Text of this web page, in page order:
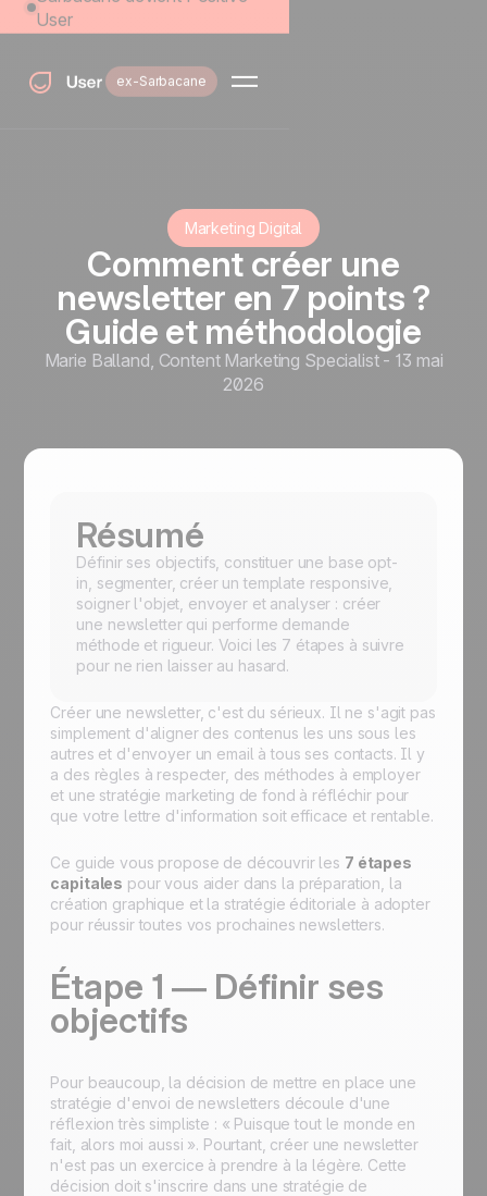
User
ex-Sarbacane
Marketing Digital
Comment créer une
newsletter en 7 points ?
Guide et méthodologie
Marie Balland, Content Marketing Specialist- 13 mai
2026
Résumé
Définir ses objectifs, constituer une base opt-
in, segmenter, créer un template responsive,
soigner l'objet, envoyer et analyser : créer
une newsletter qui performe demande
méthode et rigueur. Voici les 7 étapes à suivre
pour ne rien laisser au hasard.
Créer une newsletter, c'est du sérieux. Il ne s'agit pas
simplement d'aligner des contenus les uns sous les
autres et d'envoyer un email à tous ses contacts. Il y
a des règles à respecter, des méthodes à employer
et une stratégie marketing de fond à réfléchir pour
que votre lettre d'information soit efficace et rentable.
Ce guide vous propose de découvrir les 7 étapes
capitales pour vous aider dans la préparation, la
création graphique et la stratégie éditoriale à adopter
pour réussir toutes vos prochaines newsletters.
Étape 1 — Définir ses
objectifs
Pour beaucoup, la décision de mettre en place une
stratégie d'envoi de newsletters découle d'une
réflexion très simpliste : « Puisque tout le monde en
fait, alors moi aussi ». Pourtant, créer une newsletter
n'est pas un exercice à prendre à la légère. Cette
décision doit s'inscrire dans une stratégie de